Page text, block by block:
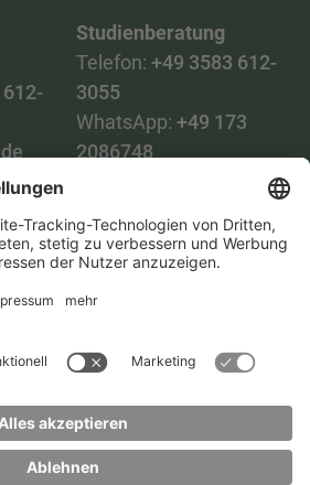
Studienberatung
Telefon: +49 3583 612-
3055
WhatsApp: +49 173
2086748
Datenschutz
Presse